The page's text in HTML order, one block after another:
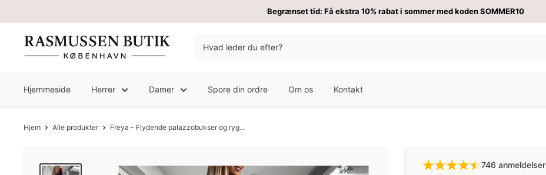
Begrænset tid: Få ekstra 10% rabat i sommer med koden SOMMER10
Hjemmeside Herrer Damer Spore din ordre Om os Kontakt
Hjem Alle produkter Freya - Flydende palazzobukser og ryg...
746 anmeldelser